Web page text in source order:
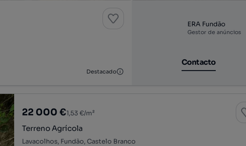
Destacado
ERA Fundão
Gestor de anúncios
Contacto
22 000 €1,53 €/m²
Terreno Agrícola
Lavacolhos, Fundão, Castelo Branco